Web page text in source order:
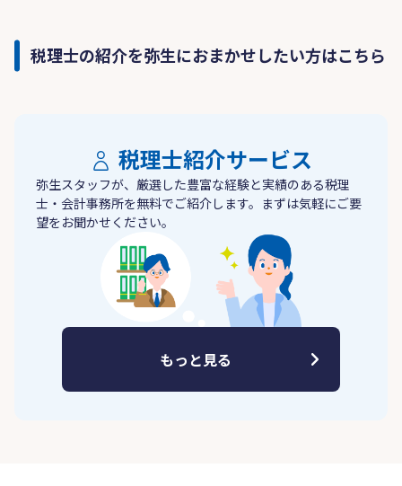
税理士の紹介を弥生におまかせしたい方はこちら
税理士紹介サービス
弥生スタッフが、厳選した豊富な経験と実績のある税理
士・会計事務所を無料でご紹介します。まずは気軽にご要
望をお聞かせください。
もっと見る